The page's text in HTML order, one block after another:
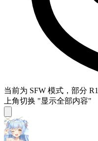
当前为 SFW 模式，部分
上角切换 "显示全部内容"